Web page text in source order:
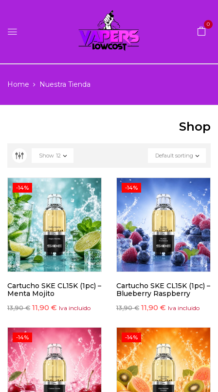
0
Home Nuestra Tienda
Shop
Default sorting
Show 12
-14%
Cartucho SKE CL15K (1pc) –
Menta Mojito
13,90€ 11,90 € Iva incluido
-14%
Cartucho SKE CL15K (1pc) –
Blueberry Raspberry
13,90€ 11,90 € Iva incluido
-14% -14%